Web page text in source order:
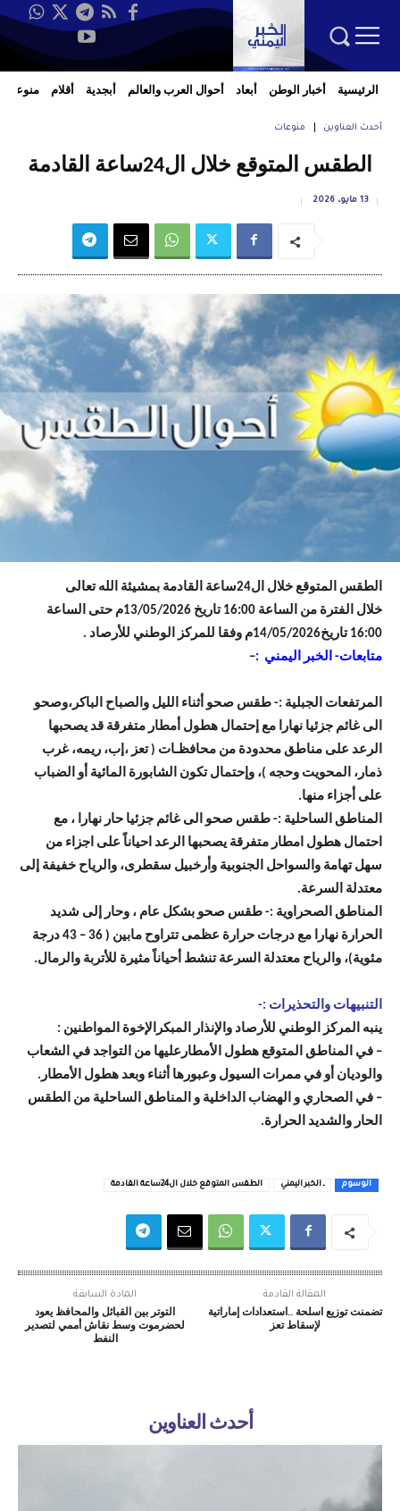
الرئيسية أخبار الوطن أبعاد أحوال العرب والعالم أبجدية أقلام منوعات
أحدث العناوين منوعات
الطقس المتوقع خلال ال24ساعة القادمة
13 مايو، 2026
الطقس المتوقع خلال ال24ساعة القادمة بمشيئة الله تعالى
خلال الفترة من الساعة 16:00 تاريخ 13/05/2026م حتى الساعة
16:00 تاريخ14/05/2026م وفقا للمركز الوطني للأرصاد .
متابعات- الخبر اليمني :–
المرتفعات الجبلية :- طقس صحو أثناء الليل والصباح الباكر،وصحو
الى غائم جزئيا نهارا مع إحتمال هطول أمطار متفرقة قد يصحبها
الرعد على مناطق محدودة من محافظـات ( تعز ،إب، ريمه، غرب
ذمار، المحويت وحجه )، وإحتمال تكون الشابورة المائية أو الضباب
على أجزاء منها.
المناطق الساحلية :- طقس صحو الى غائم جزئيا حار نهارا ، مع
احتمال هطول امطار متفرقة يصحبها الرعد احياناً على اجزاء من
سهل تهامة والسواحل الجنوبية وأرخبيل سقطرى، والرياح خفيفة إلى
معتدلة السرعة.
المناطق الصحراوية :- طقس صحو بشكل عام ، وحار إلى شديد
الحرارة نهارا مع درجات حرارة عظمى تتراوح مابين ( 36 – 43 درجة
مئوية)، والرياح معتدلة السرعة تنشط أحياناً مثيرة للأتربة والرمال.
التنبيهات والتحذيرات :-
ينبه المركز الوطني للأرصاد والإنذار المبكرالإخوة المواطنين :
– في المناطق المتوقع هطول الأمطارعليها من التواجد في الشعاب
والوديان أو في ممرات السيول وعبورها أثناء وبعد هطول الأمطار.
– في الصحاري و الهضاب الداخلية و المناطق الساحلية من الطقس
الحار والشديد الحرارة.
الوسوم ـ الخبر اليمني الطقس المتوقع خلال ال24ساعة القادمة
المادة السابقة
التوتر بين القبائل والمحافظ يعود
لحضرموت وسط نقاش أممي لتصدير
النفط
المقالة القادمة
تضمنت توزيع اسلحة ..استعدادات إماراتية
لإسقاط تعز
أحدث العناوين